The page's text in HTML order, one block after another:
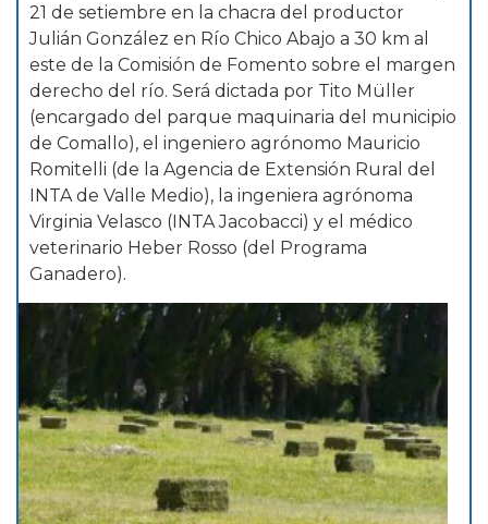
21 de setiembre en la chacra del productor
Julián González en Río Chico Abajo a 30 km al
este de la Comisión de Fomento sobre el margen
derecho del río. Será dictada por Tito Müller
(encargado del parque maquinaria del municipio
de Comallo), el ingeniero agrónomo Mauricio
Romitelli (de la Agencia de Extensión Rural del
INTA de Valle Medio), la ingeniera agrónoma
Virginia Velasco (INTA Jacobacci) y el médico
veterinario Heber Rosso (del Programa
Ganadero).